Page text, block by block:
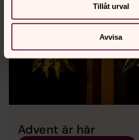
Tillåt urval
Avvisa
Advent är här